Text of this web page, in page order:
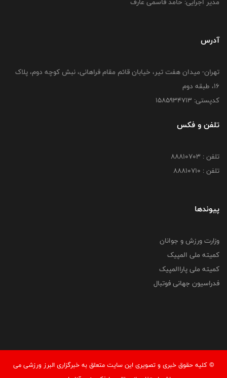
آدرس
تهران- میدان هفت تیر، خیابان قائم مقام فراهانی، نبش کوچه دوم، پلاک
16، طبقه دوم
کدپستی: 1585934713
تلفن و فکس
تلفن : 88810703
تلفن : 88810710
پیوندها
وزارت ورزش و جوانان
کمیته ملی المپیک
کمیته ملی پاراالمپیک
فدراسیون جهانی فوتبال
© کليه حقوق خبری و تصويری اين سايت متعلق به خبرگزاری البرز ورزشی می